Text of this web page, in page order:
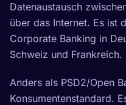
Datenaustausch
über das Internet. Es ist
Corporate Banking in
Schweiz und Frankreich.
Anders als PSD2/Open
Konsumentenstandard.